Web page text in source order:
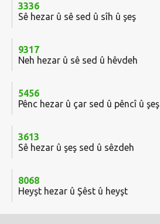
3336
Sê hezar û sê sed û sîh û şeş
9317
Neh hezar û sê sed û hêvdeh
5456
Pênc hezar û çar sed û pêncî û şeş
3613
Sê hezar û şeş sed û sêzdeh
8068
Heyşt hezar û Şêst û heyşt